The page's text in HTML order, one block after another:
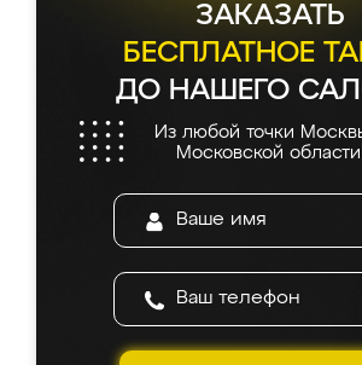
ЗАКАЗАТЬ
БЕСПЛАТНОЕ
ДО НАШЕГО
Из любой точки
Московской